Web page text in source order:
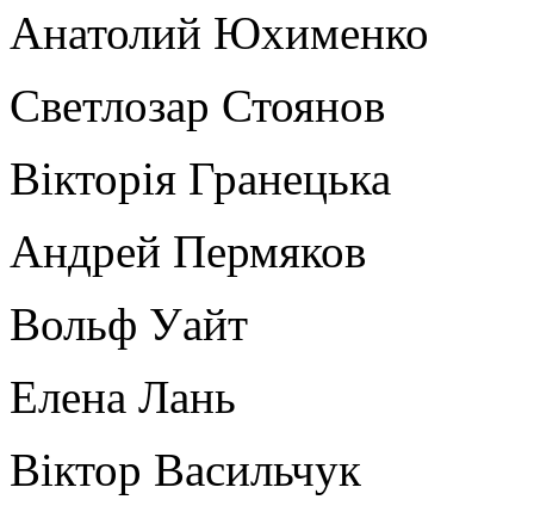
Анатолий Юхименко
Светлозар Стоянов
Вікторія Гранецька
Андрей Пермяков
Вольф Уайт
Елена Лань
Віктор Васильчук